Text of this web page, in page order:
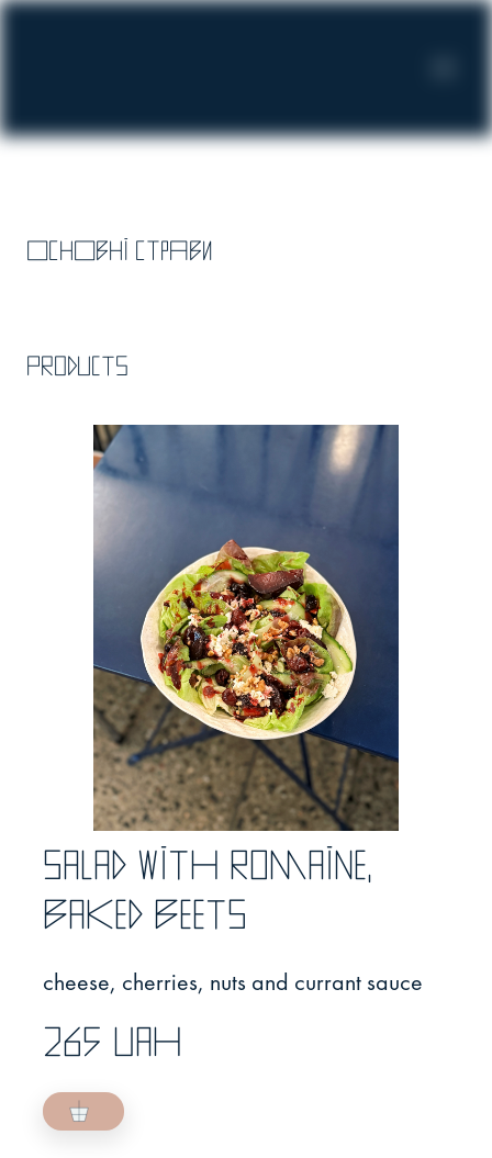
Основні страви
Products
Salad with romaine,
baked beets
cheese, cherries, nuts and currant sauce
265 UAH